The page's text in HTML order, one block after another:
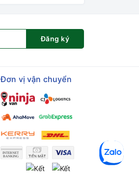
Đăng ký
Đơn vị vận chuyển